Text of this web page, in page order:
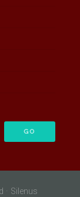
· Silenus